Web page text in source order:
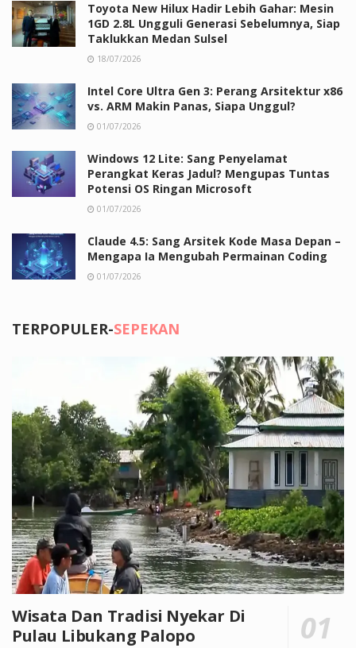
Toyota New Hilux Hadir Lebih Gahar: Mesin
1GD 2.8L Ungguli Generasi Sebelumnya, Siap
Taklukkan Medan Sulsel
18/07/2026
Intel Core Ultra Gen 3: Perang Arsitektur x86
vs. ARM Makin Panas, Siapa Unggul?
01/07/2026
Windows 12 Lite: Sang Penyelamat
Perangkat Keras Jadul? Mengupas Tuntas
Potensi OS Ringan Microsoft
01/07/2026
Claude 4.5: Sang Arsitek Kode Masa Depan –
Mengapa Ia Mengubah Permainan Coding
01/07/2026
TERPOPULER-SEPEKAN
Wisata Dan Tradisi Nyekar Di
Pulau Libukang Palopo